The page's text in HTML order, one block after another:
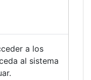
a los
al sistema